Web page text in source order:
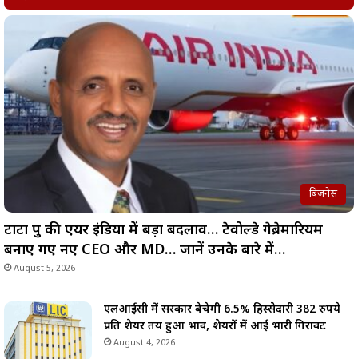
बिज़नेस
टाटा ग्रुप की एयर इंडिया में बड़ा बदलाव… टेवोल्डे गेब्रेमारियम
बनाए गए नए CEO और MD… जानें उनके बारे में…
August 5, 2026
एलआईसी में सरकार बेचेगी 6.5% हिस्सेदारी 382 रुपये
प्रति शेयर तय हुआ भाव, शेयरों में आई भारी गिरावट
August 4, 2026